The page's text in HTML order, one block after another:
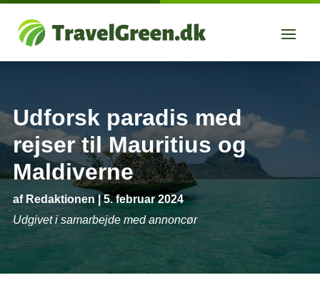
Udforsk paradis med
rejser til Mauritius og
Maldiverne
af Redaktionen|5. februar 2024
Udgivet i samarbejde med annoncør